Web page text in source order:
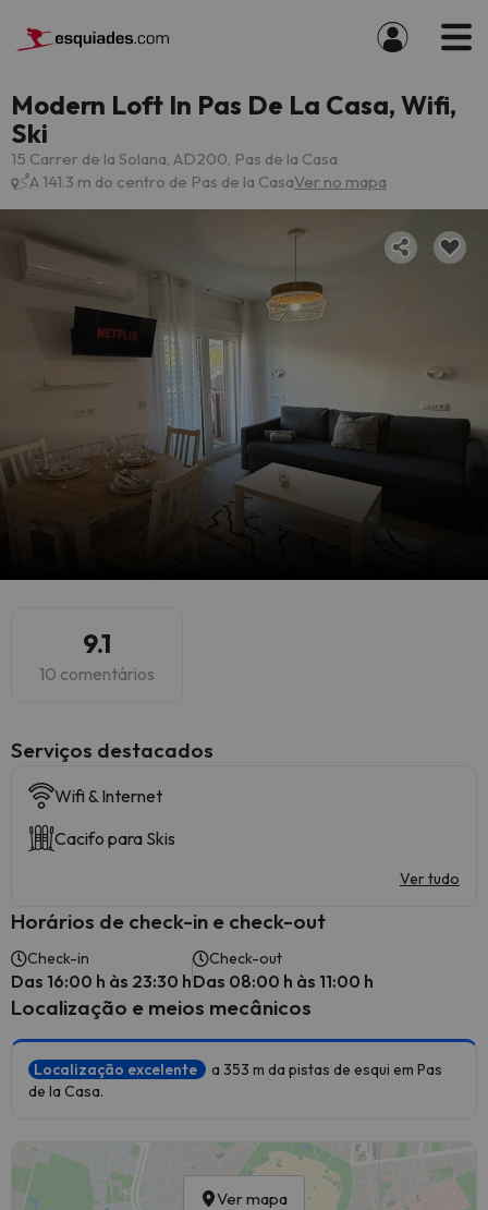
Modern Loft In Pas De La Casa, Wifi,
Ski
15 Carrer de la Solana, AD200, Pas de la Casa
A 141.3 m do centro de Pas de la CasaVer no mapa
9.1
10 comentários
Serviços destacados
Wifi & Internet
Cacifo para Skis
Ver tudo
Horários de check-in e check-out
Check-in
Das 16:00 h às 23:30 h
Check-out
Das 08:00 h às 11:00 h
Localização e meios mecânicos
Localização excelente
a 353 m da pistas de esqui em Pas
de la Casa.
Ver mapa